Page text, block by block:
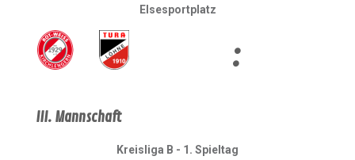
Elsesportplatz
:
III. Mannschaft
Kreisliga B - 1. Spieltag